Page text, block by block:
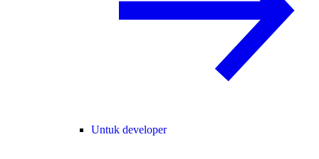
Untuk developer